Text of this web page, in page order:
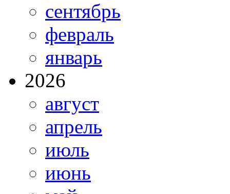
сентябрь
февраль
январь
2026
август
апрель
июль
июнь